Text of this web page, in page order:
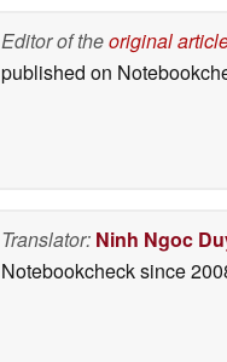
Editor of theoriginal
published on
Translator: Ninh Ngoc
Notebookchecksince